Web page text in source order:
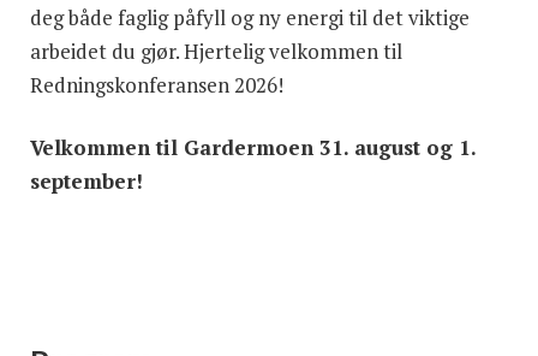
deg både faglig påfyll og ny energi til det viktige
arbeidet du gjør. Hjertelig velkommen til
Redningskonferansen 2026!
Velkommen til Gardermoen 31. august og 1.
september!